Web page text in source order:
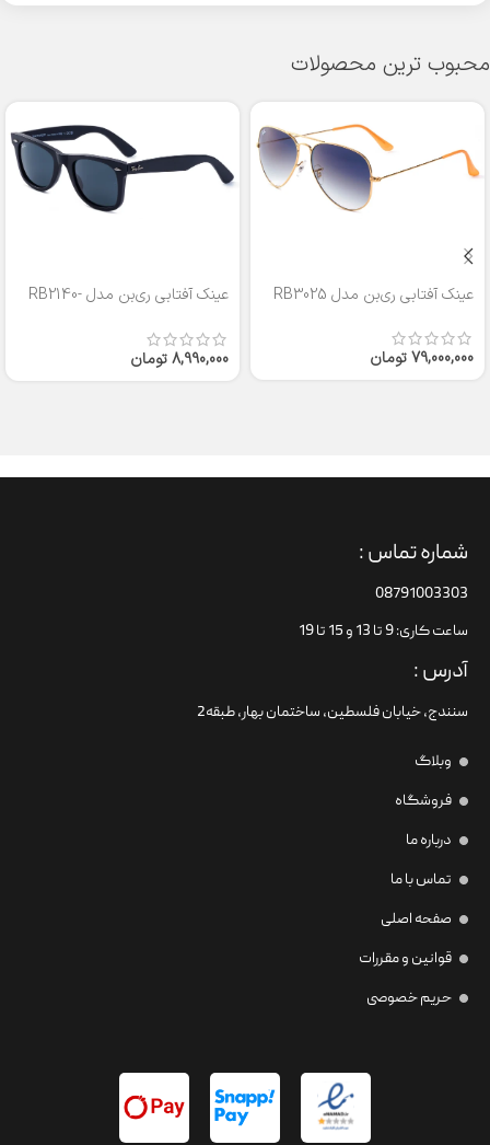
محبوب ترین محصولات
عینک آفتابی ری‌بن مدل RB3025
79,000,000تومان
عینک آفتابی ری‌بن مدل RB2140-
8,990,000تومان
شماره تماس :
08791003303
ساعت کاری: 9 تا 13 و 15 تا 19
آدرس :
سنندج، خیابان فلسطین،‌ ساختمان بهار، طبقه2
وبلاگ
فروشگاه
درباره ما
تماس با ما
صفحه اصلی
قوانین و مقررات
حریم خصوصی